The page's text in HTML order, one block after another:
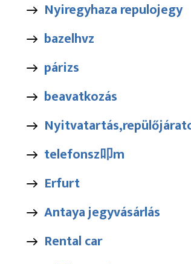
Nyiregyhaza repulojegy
bazelhvz
párizs
beavatkozás
telefonsz叩m
Erfurt
Antaya jegyvásárlás
Rental car